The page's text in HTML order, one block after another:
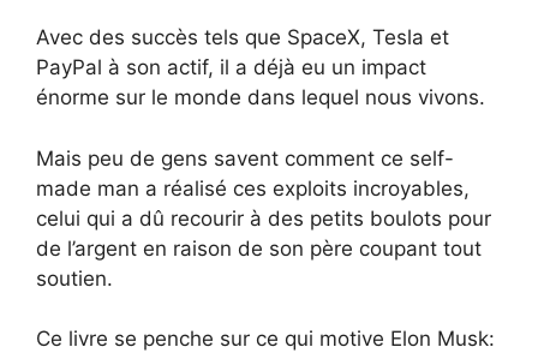
Avec des succès tels que SpaceX, Tesla et
PayPal à son actif, il a déjà eu un impact
énorme sur le monde dans lequel nous vivons.
Mais peu de gens savent comment ce self-
made man a réalisé ces exploits incroyables,
celui qui a dû recourir à des petits boulots pour
de l’argent en raison de son père coupant tout
soutien.
Ce livre se penche sur ce qui motive Elon Musk: